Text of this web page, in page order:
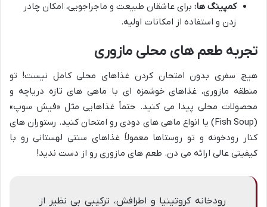
کمپینگ ها: برای عاشقان طبیعت و ماجراجویی، امکان چادر
زدن و استفاده از امکانات اولیه.
تجربه طعم های محلی مازوری
هیچ سفری بدون امتحان کردن غذاهای محلی کامل نیست! تو
منطقه مازوری، غذاهای خوشمزه ای با ماهی های تازه دریاچه و
محصولات محلی پیدا می کنید. حتماً غذاهایی مثل «فیش سوپ»
(Fish Soup) یا انواع ماهی های دودی رو امتحان کنید. رستوران های
کنار رودخونه و تو روستاها معمولاً غذاهای سنتی لهستانی رو با
کیفیتی عالی ارائه می دن. طعم های مازوری رو از دست ندید!
رودخانه کروتینیا و اطرافش، ترکیبی بی نظیر از